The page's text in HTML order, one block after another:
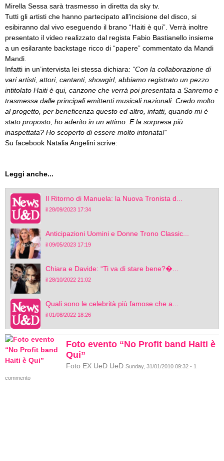
Mirella Sessa sarà trasmesso in diretta da sky tv.
Tutti gli artisti che hanno partecipato all’incisione del disco, si
esibiranno dal vivo eseguendo il brano “Haiti è qui”. Verrà inoltre
presentato il video realizzato dal regista Fabio Bastianello insieme
a un esilarante backstage ricco di “papere” commentato da Mandi
Mandi.
Infatti in un’intervista lei stessa dichiara: “Con la collaborazione di
vari artisti, attori, cantanti, showgirl, abbiamo registrato un pezzo
intitolato Haiti è qui, canzone che verrà poi presentata a Sanremo e
trasmessa dalle principali emittenti musicali nazionali. Credo molto
al progetto, per beneficenza questo ed altro, infatti, quando mi è
stato proposto, ho aderito in un attimo. E la sorpresa più
inaspettata? Ho scoperto di essere molto intonata!”
Su facebook Natalia Angelini scrive:
Leggi anche...
Il Ritorno di Manuela: la Nuova Tronista d...
il 28/09/2023 17:34
Anticipazioni Uomini e Donne Trono Classic...
il 09/05/2023 17:19
Chiara e Davide: “Ti va di stare bene?�...
il 28/10/2022 21:02
Quali sono le celebrità più famose che a...
il 01/08/2022 18:26
Foto evento “No Profit band Haiti è
Qui”
Foto EX UeD UeD Sunday, 31/01/2010 09:32 - 1
commento